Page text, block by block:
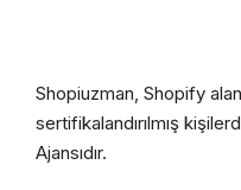
Shopiuzman, Shopify
sertifikalandırılmış
Ajansıdır.